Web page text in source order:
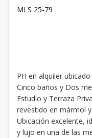
MLS 25-79
PH en alquiler
Cinco baños y Dos
Estudio y Terraza
revestido en mármol
Ubicación excelente,
y lujo en una de las